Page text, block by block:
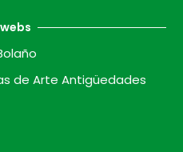
de Arte Antigüedades